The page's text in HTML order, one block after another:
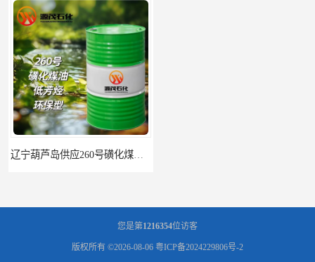
您是第1216354位访客
版权所有 ©2026-08-06 粤ICP备2024229806号-2